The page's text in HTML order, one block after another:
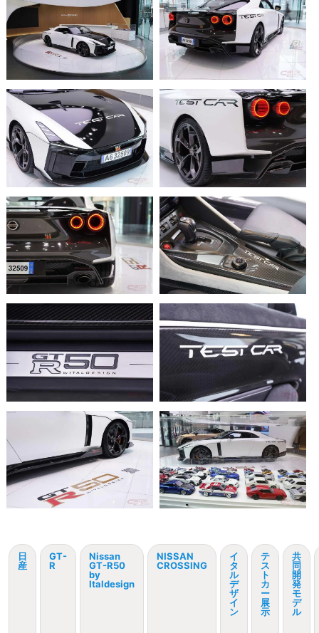
日
産
GT-
R
Nissan
GT-R50
by
Italdesign
NISSAN
CROSSING
イ
タ
ル
デ
ザ
イ
ン
テ
ス
ト
カ
ー
展
示
共
同
開
発
モ
デ
ル